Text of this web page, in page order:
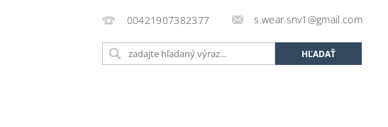
00421907382377 s.wear.snv1@gmail.com